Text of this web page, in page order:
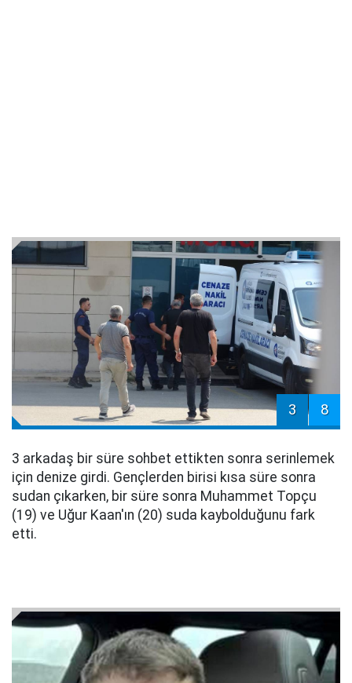
3 8
3 arkadaş bir süre sohbet ettikten sonra serinlemek
için denize girdi. Gençlerden birisi kısa süre sonra
sudan çıkarken, bir süre sonra Muhammet Topçu
(19) ve Uğur Kaan'ın (20) suda kaybolduğunu fark
etti.